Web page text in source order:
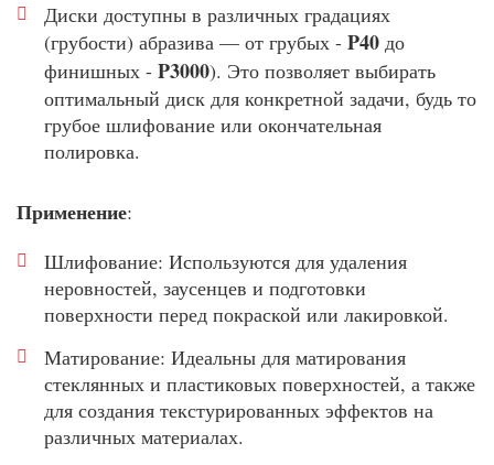
Диски доступны в различных градациях
(грубости) абразива — от грубых - P40 до
финишных - P3000). Это позволяет выбирать
оптимальный диск для конкретной задачи, будь то
грубое шлифование или окончательная
полировка.
Применение:
Шлифование: Используются для удаления
неровностей, заусенцев и подготовки
поверхности перед покраской или лакировкой.
Матирование: Идеальны для матирования
стеклянных и пластиковых поверхностей, а также
для создания текстурированных эффектов на
различных материалах.